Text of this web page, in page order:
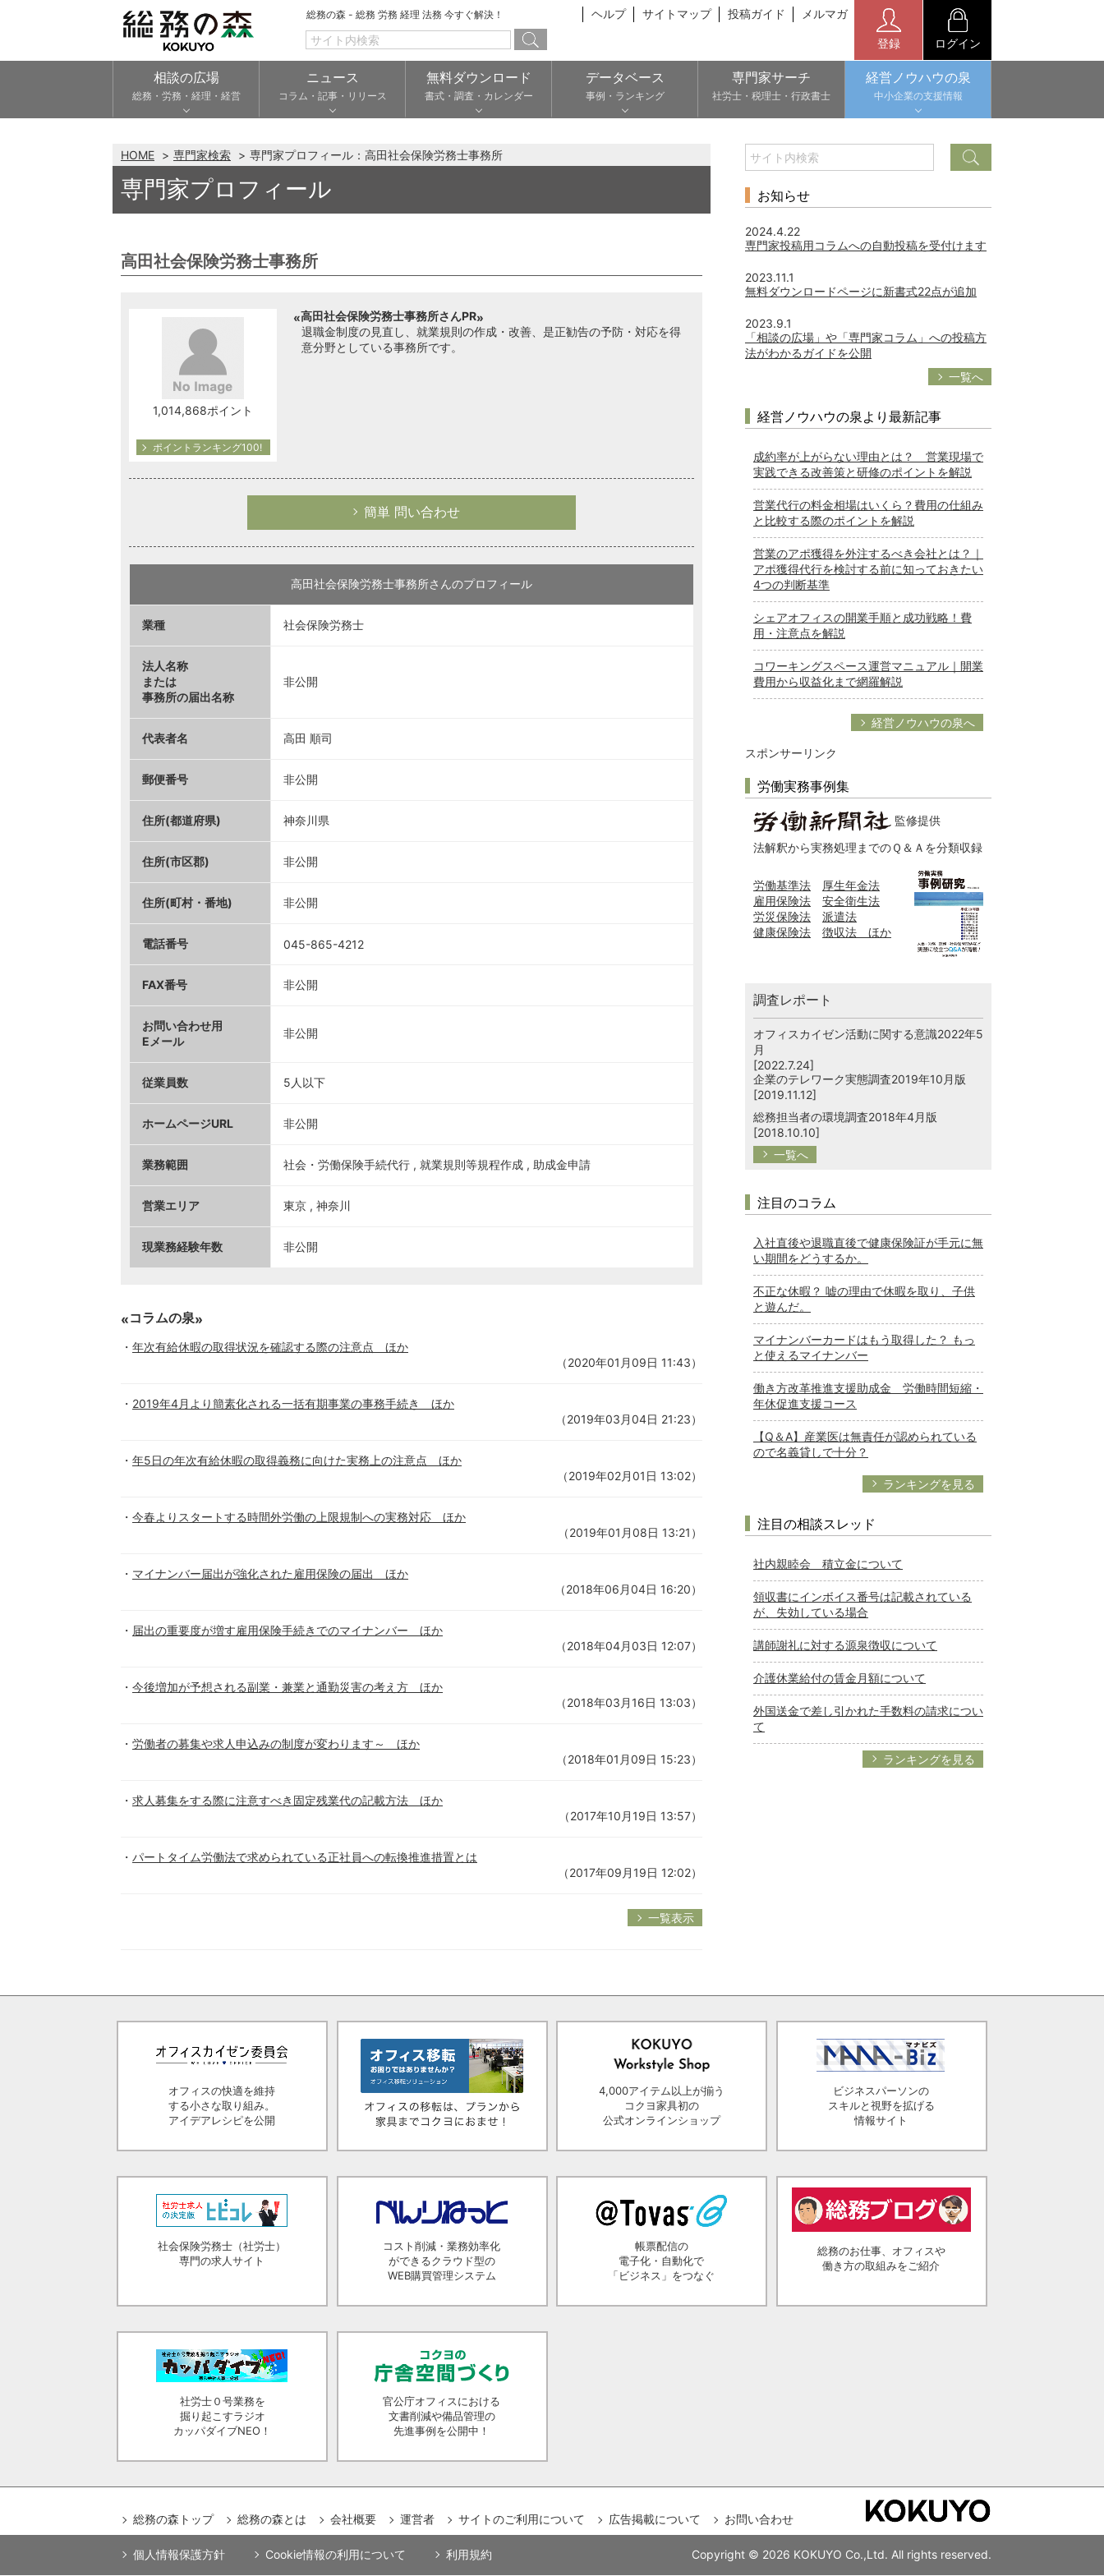
総務の森 - 総務 労務 経理 法務 今すぐ解決！ ヘルプ サイトマップ 投稿ガイド メルマガ
登録 ログイン
相談の広場
総務・労務・経理・経営
ニュース
コラム・記事・リリース
無料ダウンロード
書式・調査・カレンダー
データベース
事例・ランキング
専門家サーチ
社労士・税理士・行政書士
経営ノウハウの泉
中小企業の支援情報
HOME 専門家検索 専門家プロフィール：高田社会保険労務士事務所
専門家プロフィール
高田社会保険労務士事務所
1,014,868ポイント
ポイントランキング100!
高田社会保険労務士事務所さんPR
退職金制度の見直し、就業規則の作成・改善、是正勧告の予防・対応を得
意分野としている事務所です。
簡単 問い合わせ
高田社会保険労務士事務所さんのプロフィール
業種 社会保険労務士
法人名称
または
事務所の届出名称
非公開
代表者名 高田 順司
郵便番号 非公開
住所(都道府県) 神奈川県
住所(市区郡) 非公開
住所(町村・番地) 非公開
電話番号 045-865-4212
FAX番号 非公開
お問い合わせ用
Eメール
非公開
従業員数 5人以下
ホームページURL 非公開
業務範囲 社会・労働保険手続代行 , 就業規則等規程作成 , 助成金申請
営業エリア 東京 , 神奈川
現業務経験年数 非公開
コラムの泉
年次有給休暇の取得状況を確認する際の注意点 ほか
（2020年01月09日 11:43）
2019年4月より簡素化される一括有期事業の事務手続き ほか
（2019年03月04日 21:23）
年5日の年次有給休暇の取得義務に向けた実務上の注意点 ほか
（2019年02月01日 13:02）
今春よりスタートする時間外労働の上限規制への実務対応 ほか
（2019年01月08日 13:21）
マイナンバー届出が強化された雇用保険の届出 ほか
（2018年06月04日 16:20）
届出の重要度が増す雇用保険手続きでのマイナンバー ほか
（2018年04月03日 12:07）
今後増加が予想される副業・兼業と通勤災害の考え方 ほか
（2018年03月16日 13:03）
労働者の募集や求人申込みの制度が変わります～ ほか
（2018年01月09日 15:23）
求人募集をする際に注意すべき固定残業代の記載方法 ほか
（2017年10月19日 13:57）
パートタイム労働法で求められている正社員への転換推進措置とは
（2017年09月19日 12:02）
一覧表示
お知らせ
2024.4.22
専門家投稿用コラムへの自動投稿を受付けます
2023.11.1
無料ダウンロードページに新書式22点が追加
2023.9.1
「相談の広場」や「専門家コラム」への投稿方
法がわかるガイドを公開
一覧へ
経営ノウハウの泉より最新記事
成約率が上がらない理由とは？ 営業現場で
実践できる改善策と研修のポイントを解説
営業代行の料金相場はいくら？費用の仕組み
と比較する際のポイントを解説
営業のアポ獲得を外注するべき会社とは？｜
アポ獲得代行を検討する前に知っておきたい
4つの判断基準
シェアオフィスの開業手順と成功戦略！費
用・注意点を解説
コワーキングスペース運営マニュアル｜開業
費用から収益化まで網羅解説
経営ノウハウの泉へ
スポンサーリンク
労働実務事例集
監修提供
法解釈から実務処理までのＱ＆Ａを分類収録
労働基準法
厚生年金法
雇用保険法
安全衛生法
労災保険法
派遣法
健康保険法
徴収法 ほか
調査レポート
オフィスカイゼン活動に関する意識2022年5
月
[2022.7.24]
企業のテレワーク実態調査2019年10月版
[2019.11.12]
総務担当者の環境調査2018年4月版
[2018.10.10]
一覧へ
注目のコラム
入社直後や退職直後で健康保険証が手元に無
い期間をどうするか。
不正な休暇？ 嘘の理由で休暇を取り、子供
と遊んだ。
マイナンバーカードはもう取得した？ もっ
と使えるマイナンバー
働き方改革推進支援助成金 労働時間短縮・
年休促進支援コース
【Q＆A】産業医は無責任が認められている
ので名義貸しで十分？
ランキングを見る
注目の相談スレッド
社内親睦会 積立金について
領収書にインボイス番号は記載されている
が、失効している場合
講師謝礼に対する源泉徴収について
介護休業給付の賃金月額について
外国送金で差し引かれた手数料の請求につい
て
ランキングを見る
オフィスの快適を維持
する小さな取り組み。
アイデアレシピを公開
4,000アイテム以上が揃う
コクヨ家具初の
公式オンラインショップ
ビジネスパーソンの
スキルと視野を拡げる
情報サイト
社会保険労務士（社労士）
専門の求人サイト
コスト削減・業務効率化
ができるクラウド型の
WEB購買管理システム
帳票配信の
電子化・自動化で
「ビジネス」をつなぐ
総務のお仕事、オフィスや
働き方の取組みをご紹介
社労士０号業務を
掘り起こすラジオ
カッパダイブNEO！
官公庁オフィスにおける
文書削減や備品管理の
先進事例を公開中！
総務の森トップ 総務の森とは 会社概要 運営者 サイトのご利用について 広告掲載について お問い合わせ
個人情報保護方針 Cookie情報の利用について 利用規約 Copyright © 2026 KOKUYO Co.,Ltd. All rights reserved.